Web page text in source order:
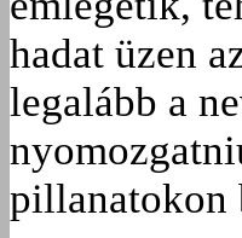
hadat üzen
legalább a
pillanatokon